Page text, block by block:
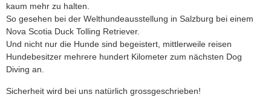
kaum mehr zu halten.
So gesehen bei der Welthundeausstellung in Salzburg bei einem
Nova Scotia Duck Tolling Retriever.
Und nicht nur die Hunde sind begeistert, mittlerweile reisen
Hundebesitzer mehrere hundert Kilometer zum nächsten Dog
Diving an.
Sicherheit wird bei uns natürlich grossgeschrieben!